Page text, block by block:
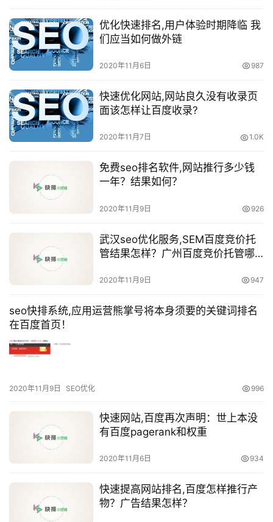
优化快速排名,用户体验时期降临 我
们应当如何做外链
2020年11月6日 987
快速优化网站,网站良久没有收录页
面该怎样让百度收录?
2020年11月7日 1.0K
免费seo排名软件,网站推行多少钱
一年？结果如何？
2020年11月9日 926
武汉seo优化服务,SEM百度竞价托
管结果怎样？广州百度竞价托管哪
2020年11月9日 947
seo快排系统,应用运营熊掌号将本身须要的关键词排名
在百度首页！
2020年11月9日 SEO优化 996
快速网站,百度再次声明：世上本没
有百度pagerank和权重
2020年11月6日 934
快速提高网站排名,百度怎样推行产
物？广告结果怎样？